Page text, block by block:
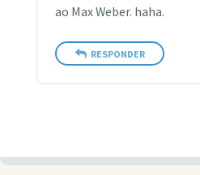
ao Max Weber. haha.
RESPONDER